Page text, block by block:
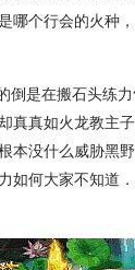
哪个行会的火种
倒是在搬石头练
真真如火龙教主
本没什么威胁黑
如何大家不知道